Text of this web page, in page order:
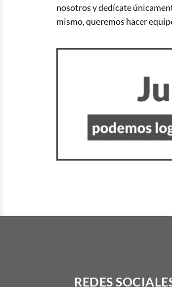
nosotros y dedícate
mismo, queremos hacer
REDES